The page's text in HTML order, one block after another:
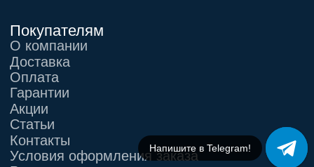
Напишите в Telegram!